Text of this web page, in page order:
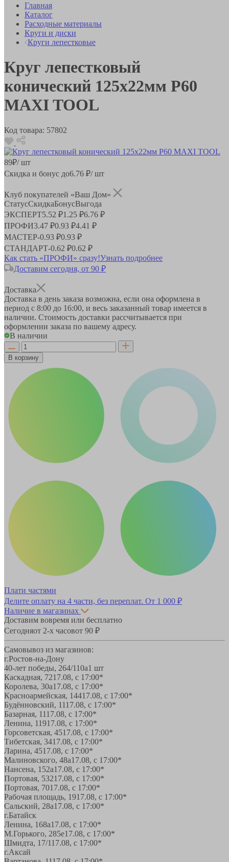
Главная
Каталог
Расходные материалы
Круги и диски
Круги лепестковые
Круг лепестковый
конический 125х22мм Р60
MAXI TOOL
Код товара: 57802
89₽/ шт
Скидка и бонус до6.76 ₽/ шт
Клуб покупателей «Ваш Дом»
СтатусСкидкаБонусВыгода
ЭКСПЕРТ5.52 ₽1.25 ₽6.76 ₽
ПРОФИ3.47 ₽0.93 ₽4.41 ₽
МАСТЕР-0.93 ₽0.93 ₽
СТАНДАРТ-0.62 ₽0.62 ₽
Как стать «ПРОФИ» сразу!Узнать подробнее
Доставим сегодня, от 90 ₽
Доставка
Доставка в день заказа возможна, если она оформлена в
период с 8:00 до 16:00, и весь заказанный товар имеется в
наличии. Стоимость доставки рассчитывается при
оформлении заказа по вашему адресу.
В наличии
В корзину
Плати частями
Делите оплату на 4 части, без переплат. От 1 000 ₽
Наличие в магазинах
Доставим вовремя или бесплатно
Сегодняот 2-х часовот 90 ₽
Самовывоз из магазинов:
г.Ростов-на-Дону
40-лет победы, 264/110а1 шт
Каскадная, 7217.08, с 17:00*
Королева, 30а17.08, с 17:00*
Красноармейская, 14417.08, с 17:00*
Будённовский, 1117.08, с 17:00*
Базарная, 1117.08, с 17:00*
Ленина, 11917.08, с 17:00*
Горсоветская, 4517.08, с 17:00*
Тибетская, 3417.08, с 17:00*
Ларина, 4517.08, с 17:00*
Малиновского, 48а17.08, с 17:00*
Нансена, 152а17.08, с 17:00*
Портовая, 53217.08, с 17:00*
Портовая, 7017.08, с 17:00*
Рабочая площадь, 1917.08, с 17:00*
Сальский, 28a17.08, с 17:00*
г.Батайск
Ленина, 168а17.08, с 17:00*
М.Горького, 285е17.08, с 17:00*
Шмидта, 17/117.08, с 17:00*
г.Аксай